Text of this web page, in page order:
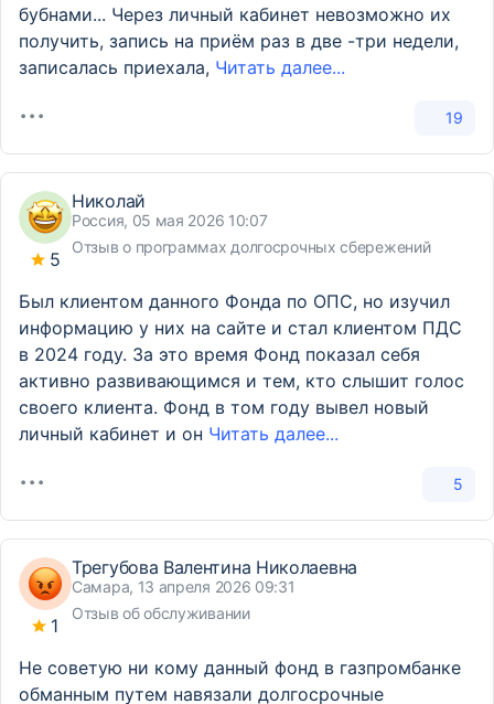
бубнами... Через личный кабинет невозможно их
получить, запись на приём раз в две -три недели,
записалась приехала, Читать далее...
19
5
Николай
Россия, 05 мая 2026 10:07
Отзыв о программах долгосрочных сбережений
Был клиентом данного Фонда по ОПС, но изучил
информацию у них на сайте и стал клиентом ПДС
в 2024 году. За это время Фонд показал себя
активно развивающимся и тем, кто слышит голос
своего клиента. Фонд в том году вывел новый
личный кабинет и он Читать далее...
5
1
Трегубова Валентина Николаевна
Самара, 13 апреля 2026 09:31
Отзыв об обслуживании
Не советую ни кому данный фонд в газпромбанке
обманным путем навязали долгосрочные